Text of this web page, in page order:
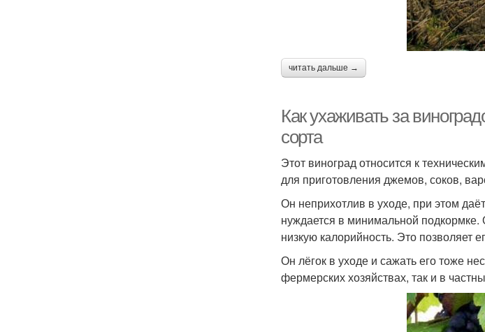
читать дальше →
Как ухаживать за
сорта
Этот виноград относится к
для приготовления джемов, соков,
Он неприхотлив в уходе, при этом
нуждается в минимальной подкормке.
низкую калорийность. Это позволяет
Он лёгок в уходе и сажать его тоже
фермерских хозяйствах, так и в